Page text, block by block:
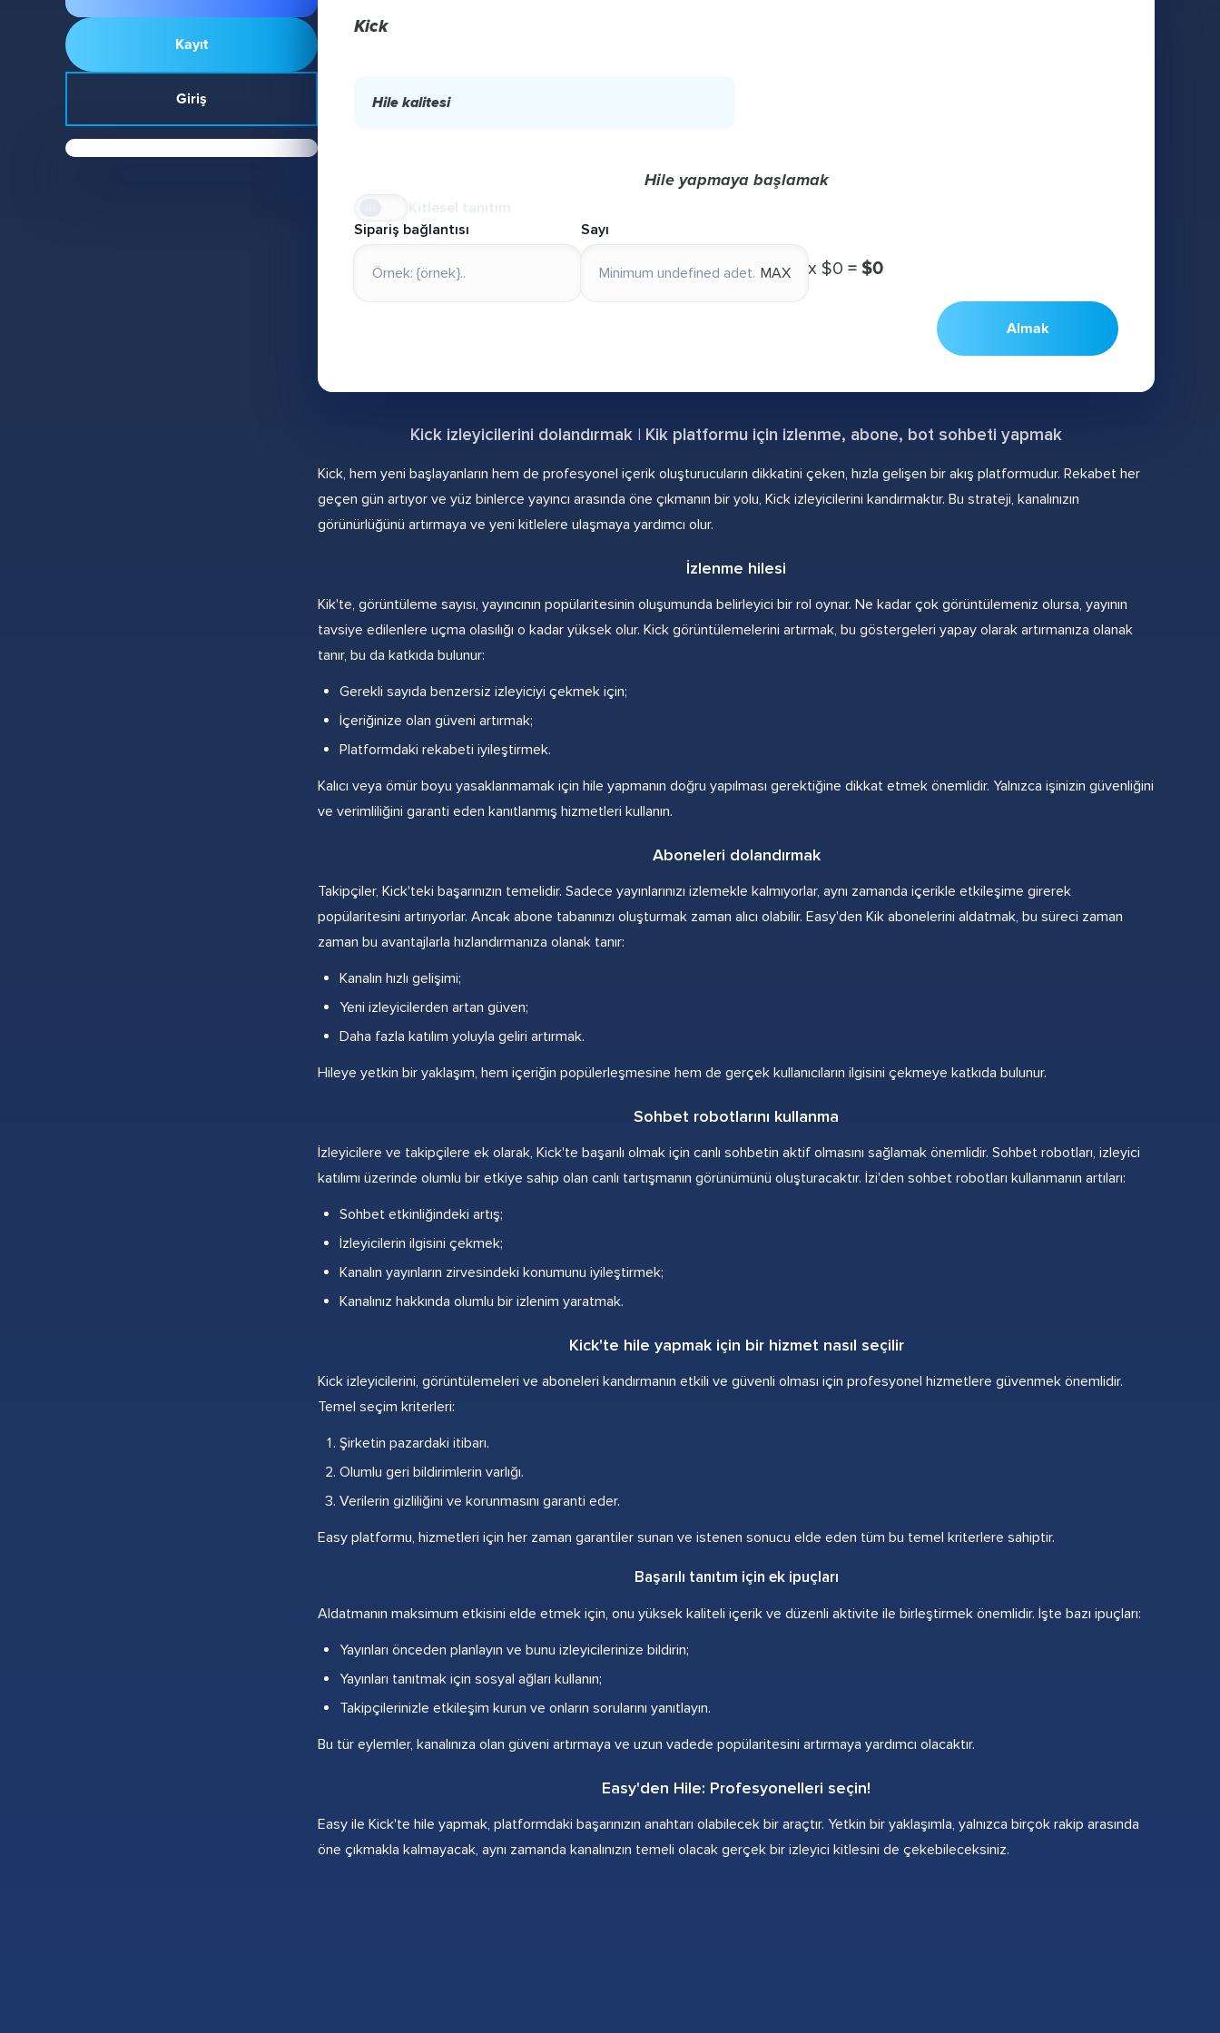
Kayıt
Giriş
Kick
Hile kalitesi
Hile yapmaya başlamak
Sipariş bağlantısı
Sayı
MAX х $0 = $0
Almak
Kick izleyicilerini dolandırmak | Kik platformu için izlenme, abone, bot sohbeti yapmak
Kick, hem yeni başlayanların hem de profesyonel içerik oluşturucuların dikkatini çeken, hızla gelişen bir akış platformudur. Rekabet her
geçen gün artıyor ve yüz binlerce yayıncı arasında öne çıkmanın bir yolu, Kick izleyicilerini kandırmaktır. Bu strateji, kanalınızın
görünürlüğünü artırmaya ve yeni kitlelere ulaşmaya yardımcı olur.
İzlenme hilesi
Kik'te, görüntüleme sayısı, yayıncının popülaritesinin oluşumunda belirleyici bir rol oynar. Ne kadar çok görüntülemeniz olursa, yayının
tavsiye edilenlere uçma olasılığı o kadar yüksek olur. Kick görüntülemelerini artırmak, bu göstergeleri yapay olarak artırmanıza olanak
tanır, bu da katkıda bulunur:
Gerekli sayıda benzersiz izleyiciyi çekmek için;
İçeriğinize olan güveni artırmak;
Platformdaki rekabeti iyileştirmek.
Kalıcı veya ömür boyu yasaklanmamak için hile yapmanın doğru yapılması gerektiğine dikkat etmek önemlidir. Yalnızca işinizin güvenliğini
ve verimliliğini garanti eden kanıtlanmış hizmetleri kullanın.
Aboneleri dolandırmak
Takipçiler, Kick'teki başarınızın temelidir. Sadece yayınlarınızı izlemekle kalmıyorlar, aynı zamanda içerikle etkileşime girerek
popülaritesini artırıyorlar. Ancak abone tabanınızı oluşturmak zaman alıcı olabilir. Easy'den Kik abonelerini aldatmak, bu süreci zaman
zaman bu avantajlarla hızlandırmanıza olanak tanır:
Kanalın hızlı gelişimi;
Yeni izleyicilerden artan güven;
Daha fazla katılım yoluyla geliri artırmak.
Hileye yetkin bir yaklaşım, hem içeriğin popülerleşmesine hem de gerçek kullanıcıların ilgisini çekmeye katkıda bulunur.
Sohbet robotlarını kullanma
İzleyicilere ve takipçilere ek olarak, Kick'te başarılı olmak için canlı sohbetin aktif olmasını sağlamak önemlidir. Sohbet robotları, izleyici
katılımı üzerinde olumlu bir etkiye sahip olan canlı tartışmanın görünümünü oluşturacaktır. İzi'den sohbet robotları kullanmanın artıları:
Sohbet etkinliğindeki artış;
İzleyicilerin ilgisini çekmek;
Kanalın yayınların zirvesindeki konumunu iyileştirmek;
Kanalınız hakkında olumlu bir izlenim yaratmak.
Kick'te hile yapmak için bir hizmet nasıl seçilir
Kick izleyicilerini, görüntülemeleri ve aboneleri kandırmanın etkili ve güvenli olması için profesyonel hizmetlere güvenmek önemlidir.
Temel seçim kriterleri:
Şirketin pazardaki itibarı.
Olumlu geri bildirimlerin varlığı.
Verilerin gizliliğini ve korunmasını garanti eder.
Easy platformu, hizmetleri için her zaman garantiler sunan ve istenen sonucu elde eden tüm bu temel kriterlere sahiptir.
Başarılı tanıtım için ek ipuçları
Aldatmanın maksimum etkisini elde etmek için, onu yüksek kaliteli içerik ve düzenli aktivite ile birleştirmek önemlidir. İşte bazı ipuçları:
Yayınları önceden planlayın ve bunu izleyicilerinize bildirin;
Yayınları tanıtmak için sosyal ağları kullanın;
Takipçilerinizle etkileşim kurun ve onların sorularını yanıtlayın.
Bu tür eylemler, kanalınıza olan güveni artırmaya ve uzun vadede popülaritesini artırmaya yardımcı olacaktır.
Easy'den Hile: Profesyonelleri seçin!
Easy ile Kick'te hile yapmak, platformdaki başarınızın anahtarı olabilecek bir araçtır. Yetkin bir yaklaşımla, yalnızca birçok rakip arasında
öne çıkmakla kalmayacak, aynı zamanda kanalınızın temeli olacak gerçek bir izleyici kitlesini de çekebileceksiniz.